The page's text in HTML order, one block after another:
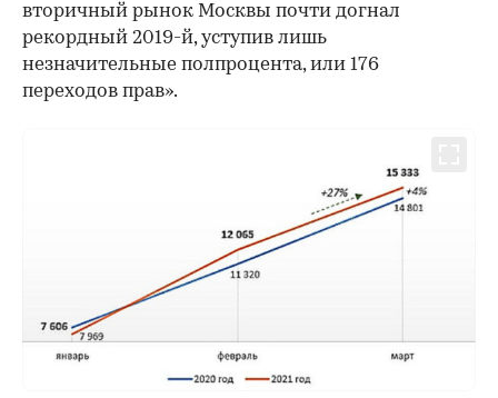
вторичный рынок Москвы почти догнал
рекордный 2019-й, уступив лишь
незначительные полпроцента, или 176
переходов прав».